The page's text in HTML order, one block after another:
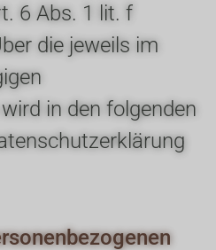
6 Abs. 1 lit. f
die jeweils im
in den folgenden